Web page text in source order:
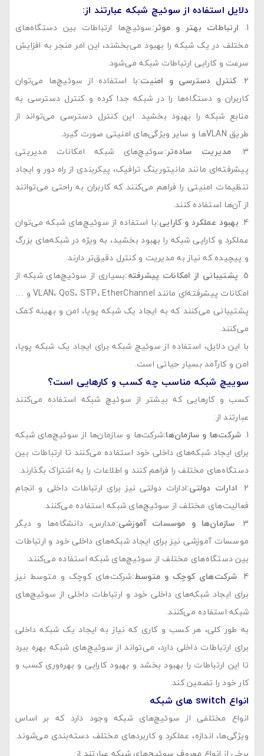
دلایل استفاده از سوئیچ شبکه عبارتند از:
ارتباطات بهتر و موثر:سوئیچ‌ها ارتباطات بین دستگاه‌های
مختلف در یک شبکه را بهبود می‌بخشند، این امر منجر به افزایش
سرعت و کارایی ارتباطات شبکه می‌شود.
کنترل دسترسی و امنیت:با استفاده از سوئیچ‌ها می‌توان
کاربران و دستگاه‌ها را در شبکه جدا کرده و کنترل دسترسی به
منابع شبکه را بهبود بخشید. این کنترل دسترسی می‌تواند از
طریق VLAN‌ها و سایر ویژگی‌های امنیتی صورت گیرد.
مدیریت ساده‌تر:سوئیچ‌های شبکه امکانات مدیریتی
پیشرفته‌ای مانند مانیتورینگ ترافیک، پیکربندی از راه دور و ایجاد
تنظیمات امنیتی را فراهم می‌کنند که کاربران به راحتی می‌توانند
از آن‌ها استفاده کنند.
بهبود عملکرد و کارایی:با استفاده از سوئیچ‌های شبکه می‌توان
عملکرد و کارایی شبکه را بهبود بخشید، به ویژه در شبکه‌های بزرگ
و پیچیده که نیاز به مدیریت و کنترل دقیق‌تر دارند.
پشتیبانی از امکانات پیشرفته:بسیاری از سوئیچ‌های شبکه از
امکانات پیشرفته‌ای مانند VLAN، QoS، STP، EtherChannel و …
پشتیبانی می‌کنند که به ایجاد یک شبکه پویا، امن و بهینه کمک
می‌کنند.
با این دلایل، استفاده از سوئیچ شبکه برای ایجاد یک شبکه پویا،
امن و کارآمد بسیار حیاتی است.
سوییچ شبکه مناسب چه کسب و کارهایی است؟
کسب و کارهایی که بیشتر از سوئیچ شبکه استفاده می‌کنند
عبارتند از:
شرکت‌ها و سازمان‌ها:شرکت‌ها و سازمان‌ها از سوئیچ‌های شبکه
برای ایجاد شبکه‌های داخلی خود استفاده می‌کنند تا ارتباطات بین
دستگاه‌های مختلف را فراهم کنند و اطلاعات را به اشتراک بگذارند.
ادارات دولتی:ادارات دولتی نیز برای ارتباطات داخلی و انجام
فعالیت‌های مختلف از سوئیچ‌های شبکه استفاده می‌کنند.
سازمان‌ها و موسسات آموزشی:مدارس، دانشگاه‌ها و دیگر
موسسات آموزشی نیز برای ایجاد شبکه‌های داخلی خود و ارتباطات
بین دستگاه‌های مختلف از سوئیچ‌های شبکه استفاده می‌کنند.
شرکت‌های کوچک و متوسط:شرکت‌های کوچک و متوسط نیز
برای ایجاد شبکه‌های داخلی خود و ارتباطات داخلی از سوئیچ‌های
شبکه استفاده می‌کنند.
به طور کلی، هر کسب و کاری که نیاز به ایجاد یک شبکه داخلی
برای ارتباطات داخلی دارد، می‌تواند از سوئیچ‌های شبکه بهره ببرد
تا این ارتباطات را بهبود بخشد و بهبود کارایی و بهره‌وری کسب و
کار خود را تضمین کند.
انواع های شبکه
انواع مختلفی از سوئیچ‌های شبکه وجود دارد که بر اساس
ویژگی‌ها، اندازه، عملکرد و کاربردهای مختلف دسته‌بندی می‌شوند.
برخی از انواع معروف سوئیچ‌های شبکه عبارتند از: